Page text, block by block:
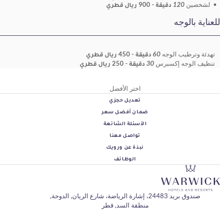
- 900 ريال قطري
60 دقيقة
- 450 ريال قطري
- 250 ريال قطري
ضمان أفضل سعر
الأسئلة الشائعة
منطقة السد, قطر